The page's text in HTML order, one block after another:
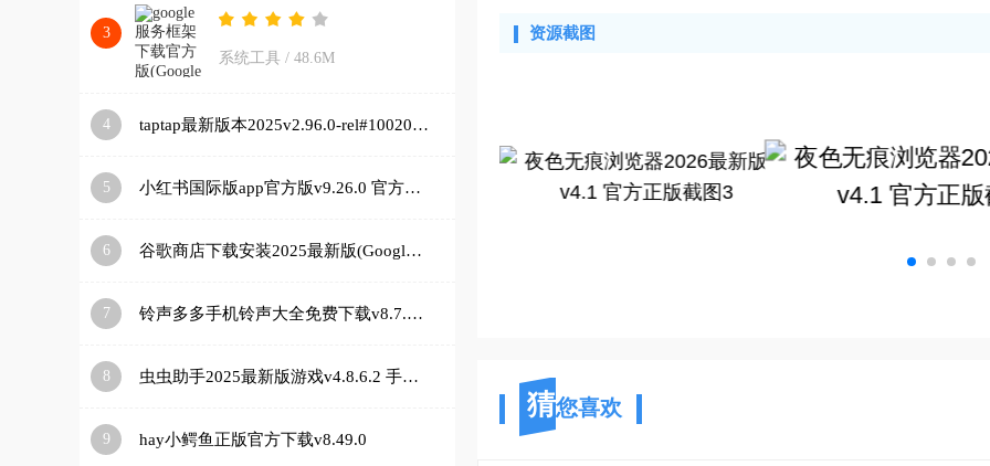
3
系统工具 / 48.6M
4 taptap最新版本2025v2.96.0-rel#100200-mkt#100300-rel#100000-rel#100100-mkt#100100-rel#100200-mkt#100100 手机版
5 小红书国际版app官方版v9.26.0 官方正版
6 谷歌商店下载安装2025最新版(Google Play 商店)v48.9.30-23 [0] [PR] 834517506 安卓版
7 铃声多多手机铃声大全免费下载v8.7.85.0 安卓版
8 虫虫助手2025最新版游戏v4.8.6.2 手机版
9 hay小鳄鱼正版官方下载v8.49.0
资源截图
猜您喜欢